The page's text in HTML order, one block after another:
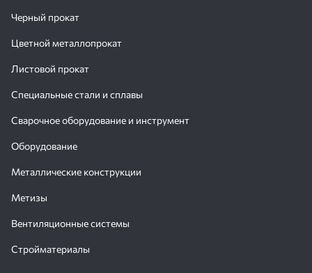
Черный прокат
Цветной металлопрокат
Листовой прокат
Специальные стали и сплавы
Сварочное оборудование и инструмент
Оборудование
Металлические конструкции
Метизы
Вентиляционные системы
Стройматериалы